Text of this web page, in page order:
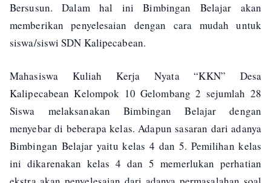
Bersusun. Dalam hal ini Bimbingan Belajar akan
memberikan penyelesaian dengan cara mudah untuk
siswa/siswi SDN Kalipecabean.
Mahasiswa Kuliah Kerja Nyata “KKN” Desa
Kalipecabean Kelompok 10 Gelombang 2 sejumlah 28
Siswa melaksanakan Bimbingan Belajar dengan
menyebar di beberapa kelas. Adapun sasaran dari adanya
Bimbingan Belajar yaitu kelas 4 dan 5. Pemilihan kelas
ini dikarenakan kelas 4 dan 5 memerlukan perhatian